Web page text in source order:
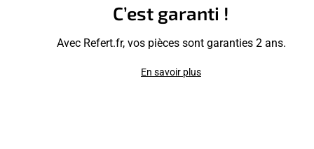
C’est garanti !
Avec Refert.fr, vos pièces sont garanties 2 ans.
En savoir plus